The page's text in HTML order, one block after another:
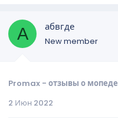
А абвгде
New member
Promax - отзывы о мопеде
2 Июн 2022